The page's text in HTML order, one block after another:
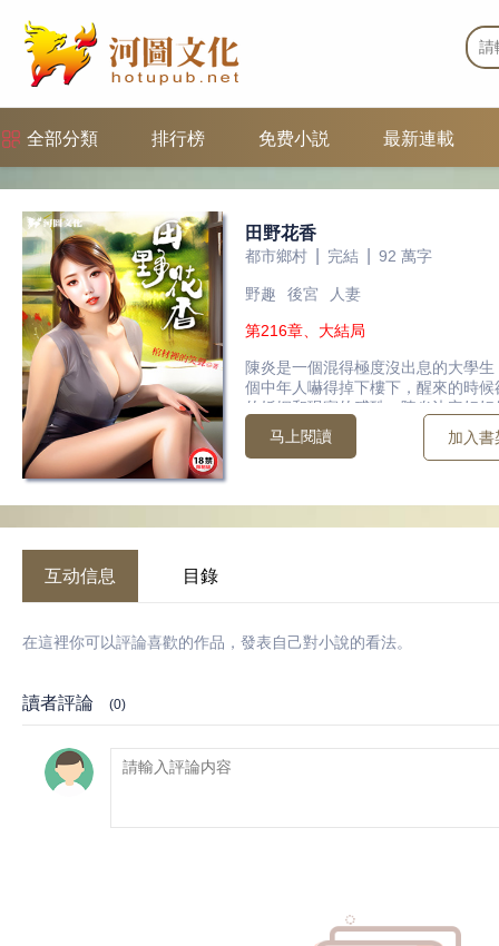
全部分類 排行榜 免费小説 最新連載
田野花香
都市鄉村 完結 92 萬字
野趣 後宮 人妻
第216章、大結局
陳炎是一個混得極度沒出息的大學
個中年人嚇得掉下樓下，醒來的時
的婚姻和現實的殘酷，陳炎決定好
生妹，只知道埋頭讀書的校花MM
寡婦。 重生了，干那么多大事有什
马上閱讀 加入書
互动信息 目錄
在這裡你可以評論喜歡的作品，發表自己對小說的看法。
讀者評論 (0)